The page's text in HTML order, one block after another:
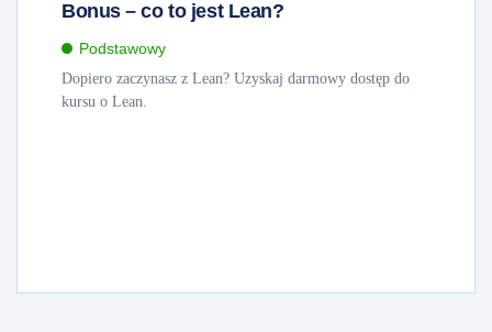
Bonus – co to jest Lean?
Podstawowy
Dopiero zaczynasz z Lean? Uzyskaj darmowy dostęp do
kursu o Lean.